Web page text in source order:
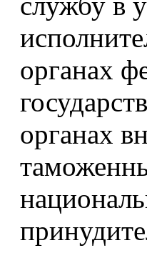
органах
органах